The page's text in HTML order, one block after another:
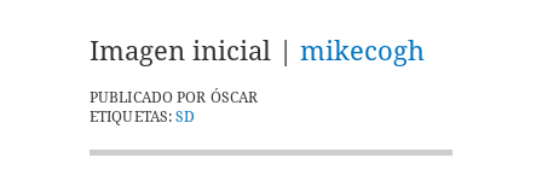
Imagen inicial | mikecogh
PUBLICADO POR ÓSCAR
ETIQUETAS:SD